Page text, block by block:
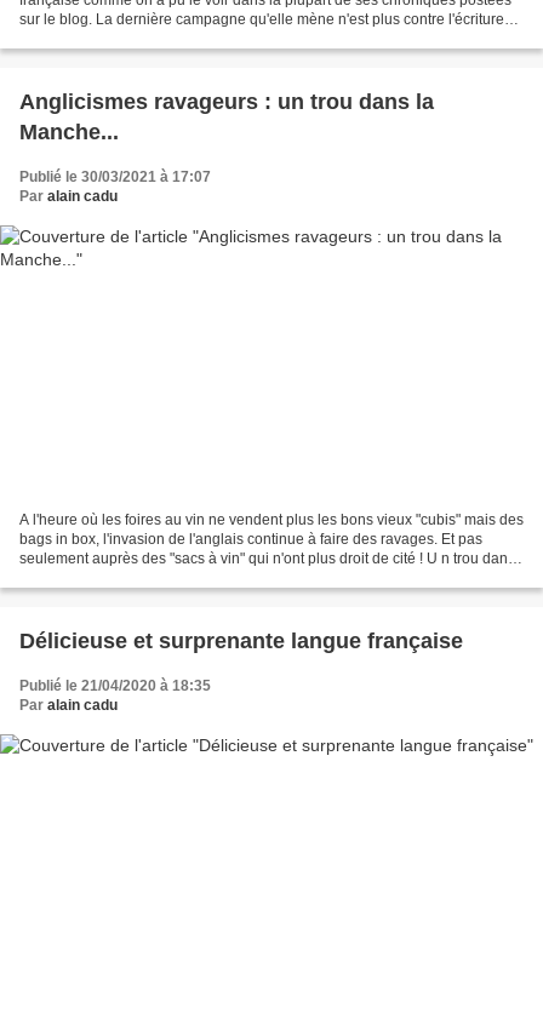
sur le blog. La dernière campagne qu'elle mène n'est plus contre l'écriture
Anglicismes ravageurs : un trou dans la
Manche...
Publié le 30/03/2021 à 17:07
Par alain cadu
A l'heure où les foires au vin ne vendent plus les bons vieux "cubis" mais des
bags in box, l'invasion de l'anglais continue à faire des ravages. Et pas
seulement auprès des "sacs à vin" qui n'ont plus droit de cité ! U n trou dans
Délicieuse et surprenante langue française
Publié le 21/04/2020 à 18:35
Par alain cadu